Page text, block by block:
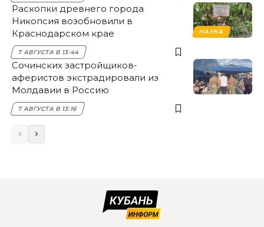
НАУКА
Раскопки древнего города
Никопсия возобновили в
Краснодарском крае
7 АВГУСТА В 13:44
Сочинских застройщиков-
аферистов экстрадировали из
Молдавии в Россию
7 АВГУСТА В 13:16